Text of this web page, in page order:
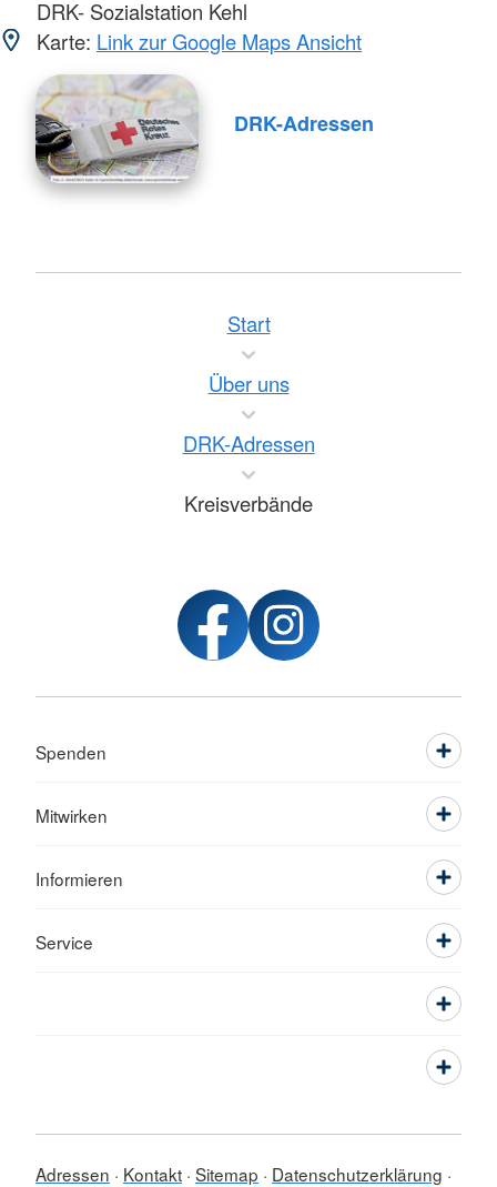
DRK- Sozialstation Kehl
Karte: Link zur Google Maps Ansicht
DRK-Adressen
Start
Über uns
DRK-Adressen
Kreisverbände
Spenden
Mitwirken
Informieren
Service
Adressen Kontakt Sitemap
Datenschutzerklärung